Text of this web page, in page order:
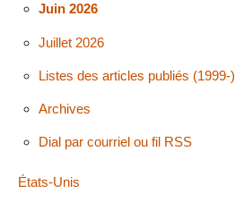
Juin 2026
Juillet 2026
Listes des articles publiés (1999-)
Archives
Dial par courriel ou fil RSS
États-Unis